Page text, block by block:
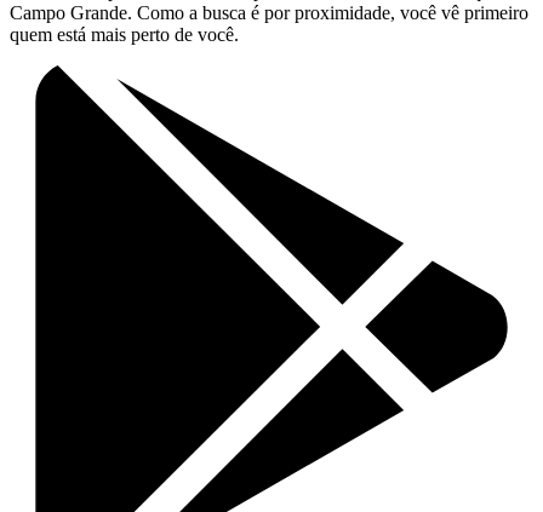
Campo Grande. Como a busca é por proximidade, você vê primeiro
quem está mais perto de você.